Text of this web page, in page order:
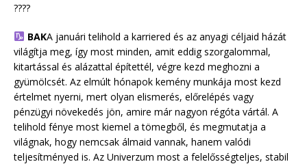
????
BAKA januári telihold a karriered és az anyagi céljaid házát
világítja meg, így most minden, amit eddig szorgalommal,
kitartással és alázattal építettél, végre kezd meghozni a
gyümölcsét. Az elmúlt hónapok kemény munkája most kezd
értelmet nyerni, mert olyan elismerés, előrelépés vagy
pénzügyi növekedés jön, amire már nagyon régóta vártál. A
telihold fénye most kiemel a tömegből, és megmutatja a
világnak, hogy nemcsak álmaid vannak, hanem valódi
teljesítményed is. Az Univerzum most a felelősségteljes, stabil